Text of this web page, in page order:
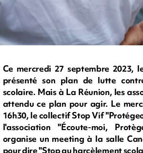
Ce mercredi 27 septembre 2023,
présenté son plan de lutte
scolaire. Mais à La Réunion, les
attendu ce plan pour agir. Le
16h30, le collectif Stop Vif
l'association "Écoute-moi,
organise un meeting à la salle
pour dire "Stop au harcèlement